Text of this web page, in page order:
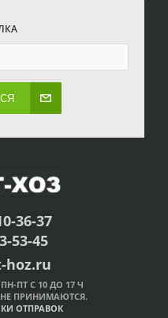
36-37
53-45
hoz.ru
ПТ С 10 ДО 17 Ч
ПРИНИМАЮТСЯ.
ОТПРАВОК